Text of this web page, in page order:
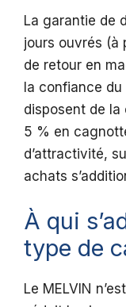
La garantie de
jours ouvrés (à
de retour en
la confiance
disposent de la
5 % en
d’attractivité,
achats
À qui
type de
Le MELVIN